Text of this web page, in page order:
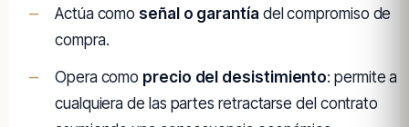
Actúa como señal o garantía del compromiso de
compra.
Opera como precio del desistimiento: permite a
cualquiera de las partes retractarse del contrato